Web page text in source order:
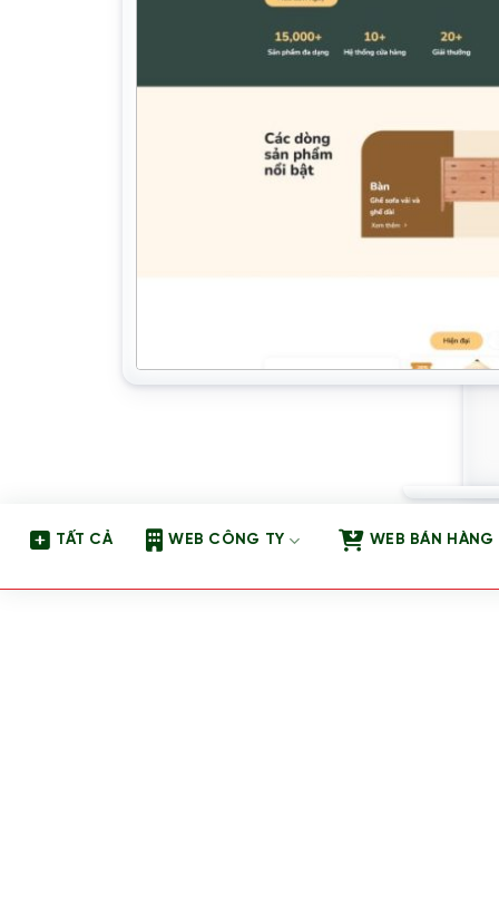
TẤT CẢ WEB CÔNG TY WEB BÁN HÀNG